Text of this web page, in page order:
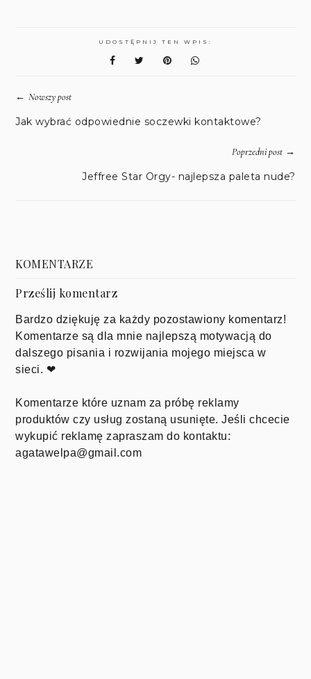
UDOSTĘPNIJ TEN WPIS:
←Nowszy post
Jak wybrać odpowiednie soczewki kontaktowe?
Poprzedni post→
Jeffree Star Orgy- najlepsza paleta nude?
KOMENTARZE
Prześlij komentarz
Bardzo dziękuję za każdy pozostawiony komentarz!
Komentarze są dla mnie najlepszą motywacją do
dalszego pisania i rozwijania mojego miejsca w
sieci. ❤
Komentarze które uznam za próbę reklamy
produktów czy usług zostaną usunięte. Jeśli chcecie
wykupić reklamę zapraszam do kontaktu:
agatawelpa@gmail.com